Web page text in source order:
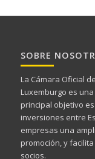
SOBRE
La Cámara Oficial
Luxemburgo es
principal objetivo
inversiones entre
empresas una
promoción, y
socios.